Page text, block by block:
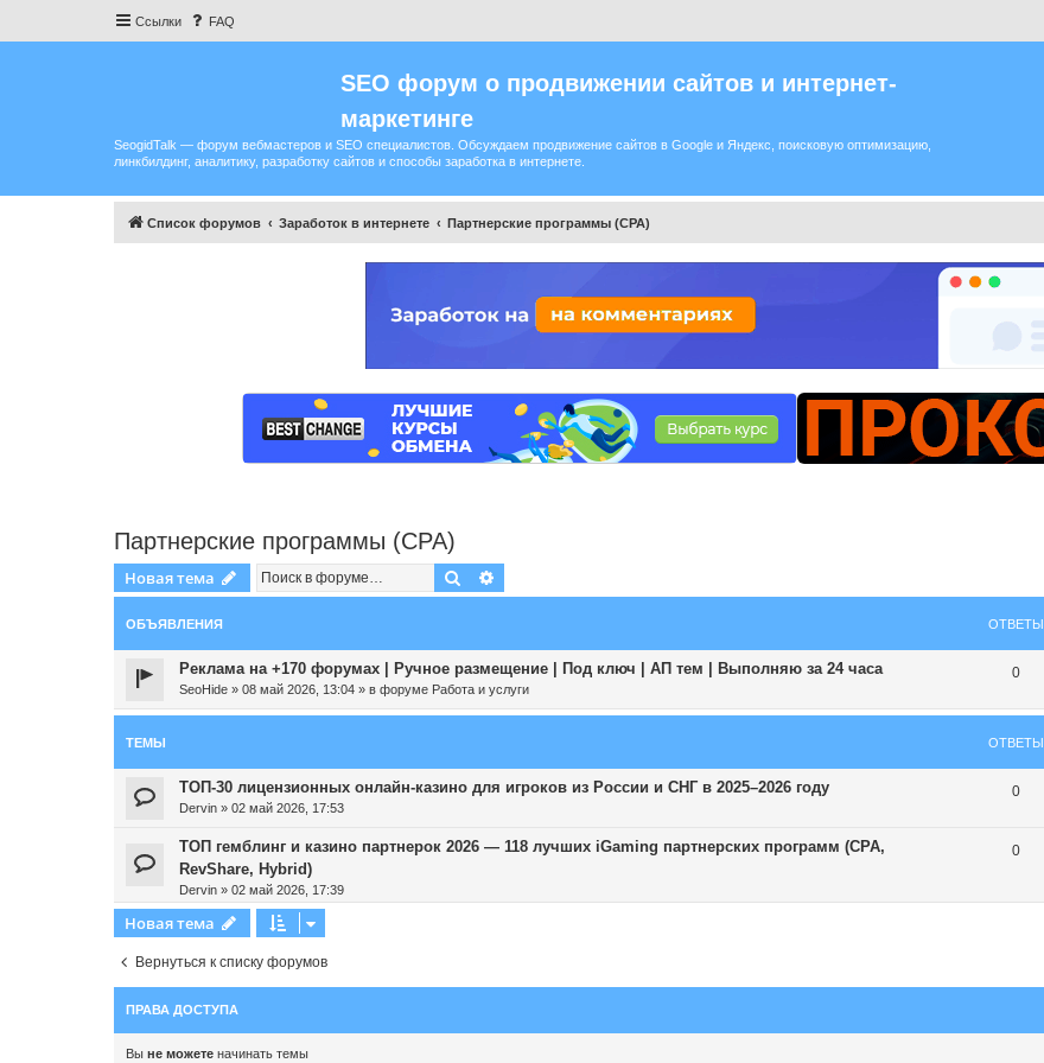
Ссылки FAQ
SEO форум о продвижении сайтов и интернет-
маркетинге
SeogidTalk — форум вебмастеров и SEO специалистов. Обсуждаем продвижение сайтов в Google и Яндекс, поисковую оптимизацию,
линкбилдинг, аналитику, разработку сайтов и способы заработка в интернете.
Список форумов Заработок в интернете Партнерские программы (CPA)
Партнерские программы (CPA)
Новая тема Поиск
ОБЪЯВЛЕНИЯ ОТВЕТЫ
Реклама на +170 форумах | Ручное размещение | Под ключ | АП тем | Выполняю за 24 часа
SeoHide » 08 май 2026, 13:04 » в форуме Работа и услуги
0
ТЕМЫ ОТВЕТЫ
ТОП-30 лицензионных онлайн-казино для игроков из России и СНГ в 2025–2026 году
Dervin » 02 май 2026, 17:53
0
ТОП гемблинг и казино партнерок 2026 — 118 лучших iGaming партнерских программ (CPA,
RevShare, Hybrid)
Dervin » 02 май 2026, 17:39
0
Новая тема
Вернуться к списку форумов
ПРАВА ДОСТУПА
Вы не можете начинать темы